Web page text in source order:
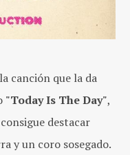
canción que la da
"Today Is The Day",
destacar
y un coro sosegado.